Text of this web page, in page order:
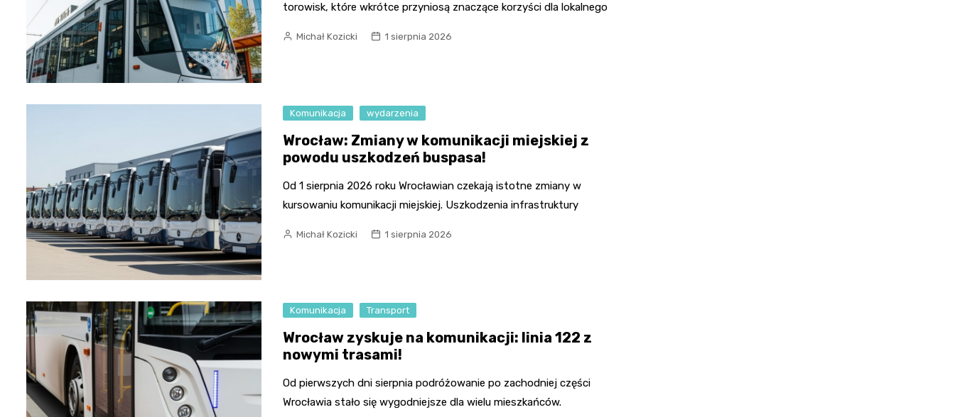
torowisk, które wkrótce przyniosą znaczące korzyści dla lokalnego
Michał Kozicki 1 sierpnia 2026
Komunikacja wydarzenia
Wrocław: Zmiany w komunikacji miejskiej z
powodu uszkodzeń buspasa!
Od 1 sierpnia 2026 roku Wrocławian czekają istotne zmiany w
kursowaniu komunikacji miejskiej. Uszkodzenia infrastruktury
Michał Kozicki 1 sierpnia 2026
Komunikacja Transport
Wrocław zyskuje na komunikacji: linia 122 z
nowymi trasami!
Od pierwszych dni sierpnia podróżowanie po zachodniej części
Wrocławia stało się wygodniejsze dla wielu mieszkańców.